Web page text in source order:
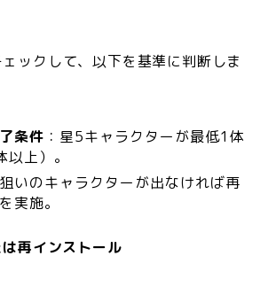
ックして、以下を基準に判断しま
条件 ：星5キャラクターが最低1体
以上）。
狙いのキャラクターが出なければ再
実施。
再インストール